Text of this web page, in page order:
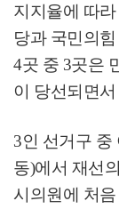
지지율에 따라
당과 국민의
4곳 중 3곳은
이 당선되면
3인 선거구 중
동)에서 재선
시의원에 처